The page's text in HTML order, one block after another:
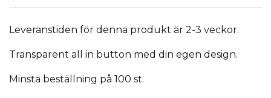
Leveranstiden för denna produkt är 2-3 veckor.
Transparent all in button med din egen design.
Minsta beställning på 100 st.